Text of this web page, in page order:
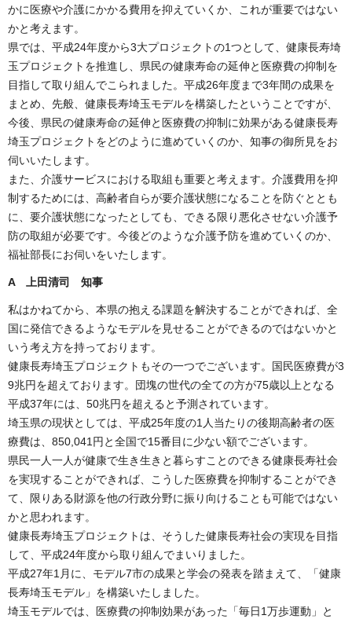
かに医療や介護にかかる費用を抑えていくか、これが重要ではない
かと考えます。
県では、平成24年度から3大プロジェクトの1つとして、健康長寿埼
玉プロジェクトを推進し、県民の健康寿命の延伸と医療費の抑制を
目指して取り組んでこられました。平成26年度まで3年間の成果を
まとめ、先般、健康長寿埼玉モデルを構築したということですが、
今後、県民の健康寿命の延伸と医療費の抑制に効果がある健康長寿
埼玉プロジェクトをどのように進めていくのか、知事の御所見をお
伺いいたします。
また、介護サービスにおける取組も重要と考えます。介護費用を抑
制するためには、高齢者自らが要介護状態になることを防ぐととも
に、要介護状態になったとしても、できる限り悪化させない介護予
防の取組が必要です。今後どのような介護予防を進めていくのか、
福祉部長にお伺いをいたします。
A 上田清司 知事
私はかねてから、本県の抱える課題を解決することができれば、全
国に発信できるようなモデルを見せることができるのではないかと
いう考え方を持っております。
健康長寿埼玉プロジェクトもその一つでございます。国民医療費が3
9兆円を超えております。団塊の世代の全ての方が75歳以上となる
平成37年には、50兆円を超えると予測されています。
埼玉県の現状としては、平成25年度の1人当たりの後期高齢者の医
療費は、850,041円と全国で15番目に少ない額でございます。
県民一人一人が健康で生き生きと暮らすことのできる健康長寿社会
を実現することができれば、こうした医療費を抑制することができ
て、限りある財源を他の行政分野に振り向けることも可能ではない
かと思われます。
健康長寿埼玉プロジェクトは、そうした健康長寿社会の実現を目指
して、平成24年度から取り組んでまいりました。
平成27年1月に、モデル7市の成果と学会の発表を踏まえて、「健康
長寿埼玉モデル」を構築いたしました。
埼玉モデルでは、医療費の抑制効果があった「毎日1万歩運動」と